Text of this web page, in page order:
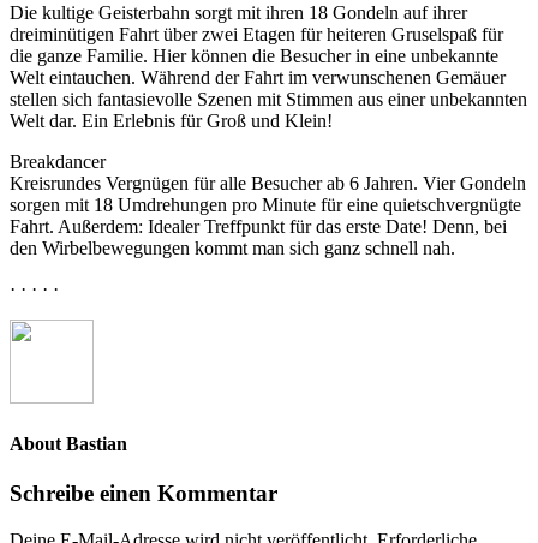
Die kultige Geisterbahn sorgt mit ihren 18 Gondeln auf ihrer
dreiminütigen Fahrt über zwei Etagen für heiteren Gruselspaß für
die ganze Familie. Hier können die Besucher in eine unbekannte
Welt eintauchen. Während der Fahrt im verwunschenen Gemäuer
stellen sich fantasievolle Szenen mit Stimmen aus einer unbekannten
Welt dar. Ein Erlebnis für Groß und Klein!
Breakdancer
Kreisrundes Vergnügen für alle Besucher ab 6 Jahren. Vier Gondeln
sorgen mit 18 Umdrehungen pro Minute für eine quietschvergnügte
Fahrt. Außerdem: Idealer Treffpunkt für das erste Date! Denn, bei
den Wirbelbewegungen kommt man sich ganz schnell nah.
· · · · ·
About Bastian
Schreibe einen Kommentar